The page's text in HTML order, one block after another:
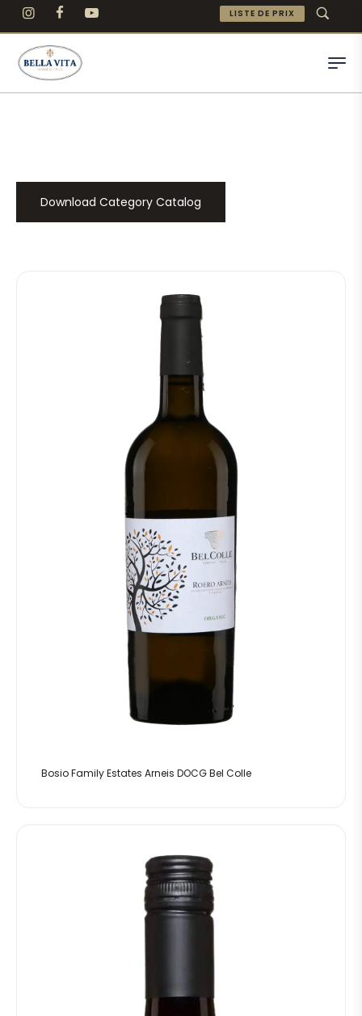
LISTE DE PRIX
Download Category Catalog
Bosio Family Estates Arneis DOCG Bel Colle